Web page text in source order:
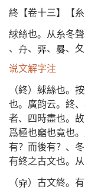
終【卷十三】【糸
絿絲也。从糸冬聲
、
、 、
、
说文解字注
（終）絿絲也。
也。廣韵云。終
者、四時盡也。
爲極也竆也竟也
有？而後有？、
有終之古文也。
（
）古文終。